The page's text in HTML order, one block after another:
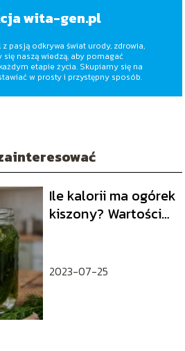
wita-gen.pl
pasją odkrywa świat urody, zdrowia,
naszą wiedzą, aby pomagać
etapie życia. Skupiamy się na
w prosty i przystępny sposób.
Ile kalorii ma ogórek
kiszony? Wartości
2023-07-25